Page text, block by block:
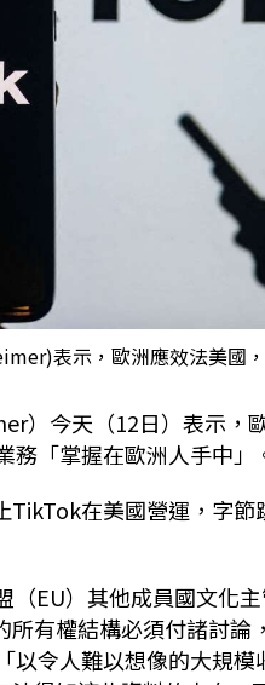
表示，歐洲應效法美國
）今天（12日）表示，
「掌握在歐洲人手中」
TikTok在美國營運，字
（EU）其他成員國文化
有權結構必須付諸討
令人難以想像的大規